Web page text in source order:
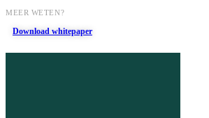
MEER WETEN?
Download whitepaper